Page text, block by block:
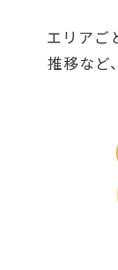
エリアご
推移など